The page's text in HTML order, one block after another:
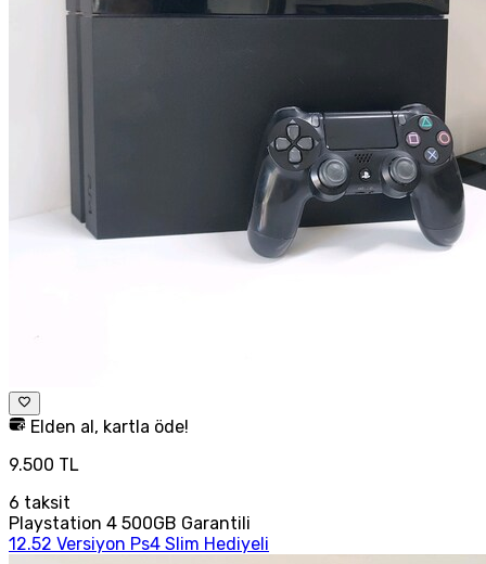
Elden al, kartla öde!
9.500 TL
6 taksit
Playstation 4 500GB Garantili
12.52 Versiyon Ps4 Slim Hediyeli